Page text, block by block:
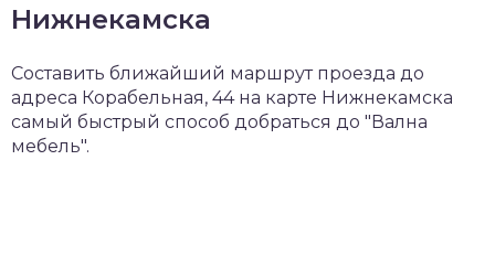
Нижнекамска
Составить ближайший маршрут проезда до
адреса Корабельная, 44 на карте Нижнекамска
самый быстрый способ добраться до "Вална
мебель".